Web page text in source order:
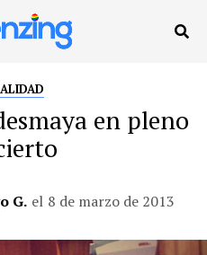
en pleno
G. el 8 de marzo de 2013